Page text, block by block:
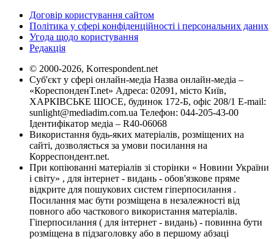
Договір користування сайтом
Політика у сфері конфіденційності і персональних даних
Угода щодо користування
Редакція
© 2000-2026, Korrespondent.net
Суб'єкт у сфері онлайн-медіа Назва онлайн-медіа –
«КореспонденТ.net» Адреса: 02091, місто Київ,
ХАРКІВСЬКЕ ШОСЕ, будинок 172-Б, офіс 208/1 E-mail:
sunlight@mediadim.com.ua Телефон: 044-205-43-00
Ідентифікатор медіа – R40-06068
Використання будь-яких матеріалів, розміщених на
сайті, дозволяється за умови посилання на
Корреспондент.net.
При копіюванні матеріалів зі сторінки « Новини України
і світу» , для інтернет - видань - обов'язкове пряме
відкрите для пошукових систем гіперпосилання .
Посилання має бути розміщена в незалежності від
повного або часткового використання матеріалів.
Гіперпосилання ( для інтернет - видань) - повинна бути
розміщена в підзаголовку або в першому абзаці